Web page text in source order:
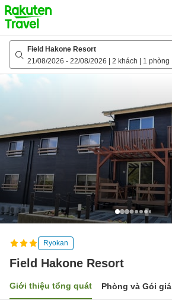
to
top
page
Field Hakone Resort
21/08/2026 - 22/08/2026 2 khách 1 phòng
Ryokan
Field Hakone Resort
Giới thiệu tổng quát Phòng và Gói giá